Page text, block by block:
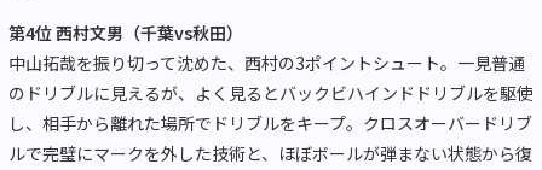
第4位 西村文男（千葉vs秋田）
中山拓哉を振り切って沈めた、西村の3ポイントシュート。一見普通
のドリブルに見えるが、よく見るとバックビハインドドリブルを駆使
し、相手から離れた場所でドリブルをキープ。クロスオーバードリブ
ルで完璧にマークを外した技術と、ほぼボールが弾まない状態から復